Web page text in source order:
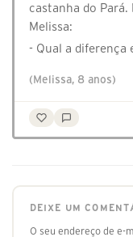
castanha do
Melissa:
- Qual a diferença
(Melissa, 8 anos)
DEIXE UM
O seu endereço de e-